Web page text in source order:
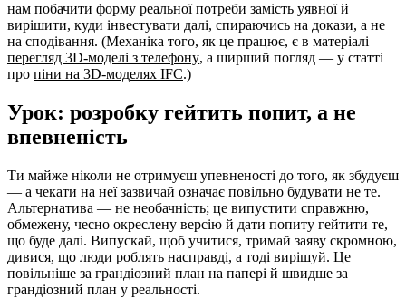
нам побачити форму реальної потреби замість уявної й
вирішити, куди інвестувати далі, спираючись на докази, а не
на сподівання. (Механіка того, як це працює, є в матеріалі
перегляд 3D-моделі з телефону, а ширший погляд — у статті
про піни на 3D-моделях IFC.)
Урок: розробку гейтить попит, а не
впевненість
Ти майже ніколи не отримуєш упевненості до того, як збудуєш
— а чекати на неї зазвичай означає повільно будувати не те.
Альтернатива — не необачність; це випустити справжню,
обмежену, чесно окреслену версію й дати попиту гейтити те,
що буде далі. Випускай, щоб учитися, тримай заяву скромною,
дивися, що люди роблять насправді, а тоді вирішуй. Це
повільніше за грандіозний план на папері й швидше за
грандіозний план у реальності.